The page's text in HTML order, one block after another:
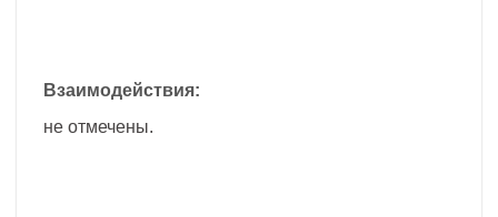
Взаимодействия:
не отмечены.